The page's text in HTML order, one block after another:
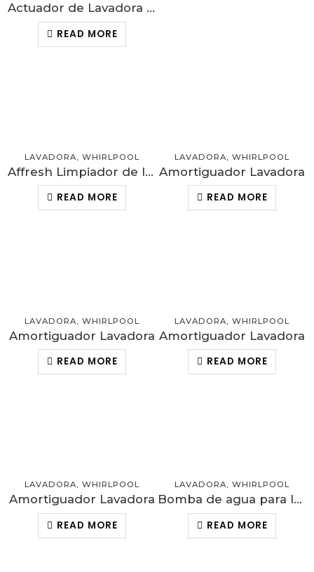
Actuador de Lavadora – 6 pines
READ MORE
LAVADORA, WHIRLPOOL
Affresh Limpiador de lavadora
READ MORE
LAVADORA, WHIRLPOOL
Amortiguador Lavadora
READ MORE
LAVADORA WHIRLPOOL
Amortiguador Lavadora
READ MORE
LAVADORA WHIRLPOOL
Amortiguador Lavadora
READ MORE
LAVADORA, WHIRLPOOL
Amortiguador Lavadora
READ MORE
LAVADORA, WHIRLPOOL
Bomba de agua para lavadora
READ MORE